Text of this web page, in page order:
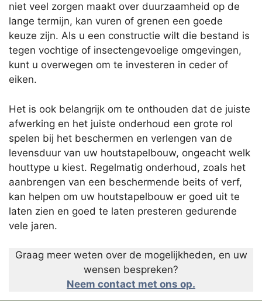
niet veel zorgen maakt over duurzaamheid op de
lange termijn, kan vuren of grenen een goede
keuze zijn. Als u een constructie wilt die bestand is
tegen vochtige of insectengevoelige omgevingen,
kunt u overwegen om te investeren in ceder of
eiken.
Het is ook belangrijk om te onthouden dat de juiste
afwerking en het juiste onderhoud een grote rol
spelen bij het beschermen en verlengen van de
levensduur van uw houtstapelbouw, ongeacht welk
houttype u kiest. Regelmatig onderhoud, zoals het
aanbrengen van een beschermende beits of verf,
kan helpen om uw houtstapelbouw er goed uit te
laten zien en goed te laten presteren gedurende
vele jaren.
Graag meer weten over de mogelijkheden, en uw
wensen bespreken?
Neem contact met ons op.